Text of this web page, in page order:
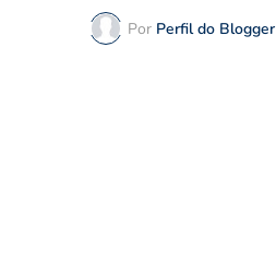
Por Perfil do Blogger